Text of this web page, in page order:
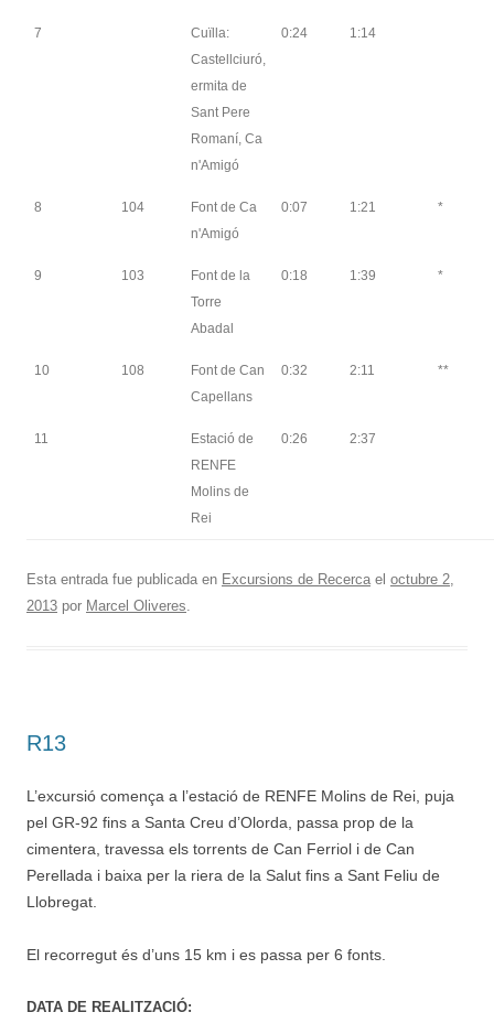
7
Cuïlla:
Castellciuró,
ermita de
Sant Pere
Romaní, Ca
n'Amigó
0:24 1:14
8 104
Font de Ca
n'Amigó
0:07 1:21 *
9 103
Font de la
Torre
Abadal
0:18 1:39 *
10 108
Font de Can
Capellans
0:32 2:11 **
11
Estació de
RENFE
Molins de
Rei
0:26 2:37
Esta entrada fue publicada en Excursions de Recerca el octubre 2,
2013 por Marcel Oliveres.
R13
L’excursió comença a l’estació de RENFE Molins de Rei, puja
pel GR-92 fins a Santa Creu d’Olorda, passa prop de la
cimentera, travessa els torrents de Can Ferriol i de Can
Perellada i baixa per la riera de la Salut fins a Sant Feliu de
Llobregat.
El recorregut és d’uns 15 km i es passa per 6 fonts.
DATA DE REALITZACIÓ: